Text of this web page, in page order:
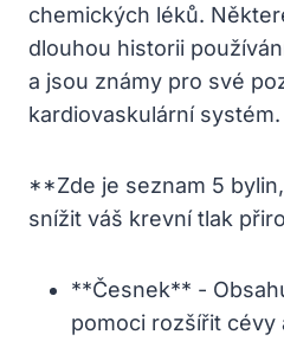
chemických léků.⁣
dlouhou historii
a‍ jsou známy pro své
kardiovaskulární systém.
**Zde​ je seznam⁤ 5
‌snížit‌ váš ​krevní tlak
**Česnek** ‌-
⁤pomoci ‍rozšířit cévy